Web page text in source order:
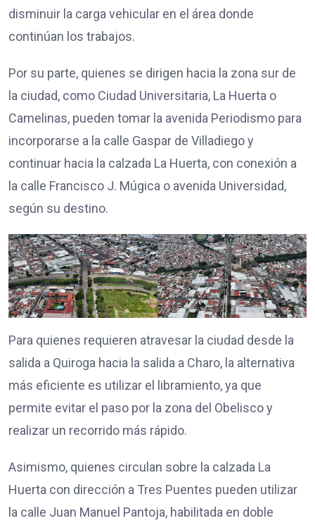
disminuir la carga vehicular en el área donde
continúan los trabajos.
Por su parte, quienes se dirigen hacia la zona sur de
la ciudad, como Ciudad Universitaria, La Huerta o
Camelinas, pueden tomar la avenida Periodismo para
incorporarse a la calle Gaspar de Villadiego y
continuar hacia la calzada La Huerta, con conexión a
la calle Francisco J. Múgica o avenida Universidad,
según su destino.
Para quienes requieren atravesar la ciudad desde la
salida a Quiroga hacia la salida a Charo, la alternativa
más eficiente es utilizar el libramiento, ya que
permite evitar el paso por la zona del Obelisco y
realizar un recorrido más rápido.
Asimismo, quienes circulan sobre la calzada La
Huerta con dirección a Tres Puentes pueden utilizar
la calle Juan Manuel Pantoja, habilitada en doble